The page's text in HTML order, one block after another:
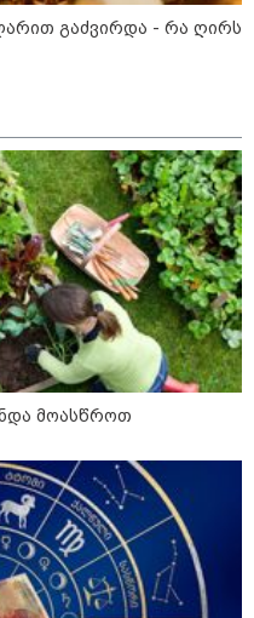
ეს 5 საქმე
შემოდგომის
გაძვირდა - რა ღირს
მოასწროთ